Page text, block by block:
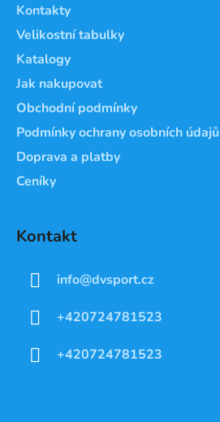
Kontakty
Velikostní tabulky
Katalogy
Jak nakupovat
Obchodní podmínky
Podmínky ochrany osobních údajů
Doprava a platby
Ceníky
Kontakt
info@dvsport.cz
+420724781523
+420724781523